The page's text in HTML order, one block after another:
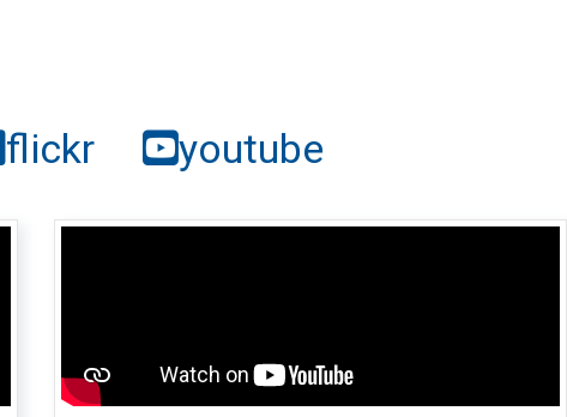
flickr youtube